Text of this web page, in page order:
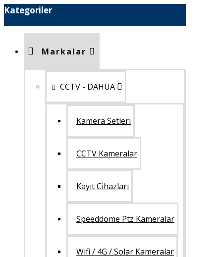
Kategoriler
Markalar
CCTV - DAHUA
Kamera Setleri
CCTV Kameralar
Kayıt Cihazları
Speeddome Ptz Kameralar
Wifi / 4G / Solar Kameralar